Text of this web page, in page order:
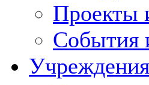
Проекты
События
Учреждения